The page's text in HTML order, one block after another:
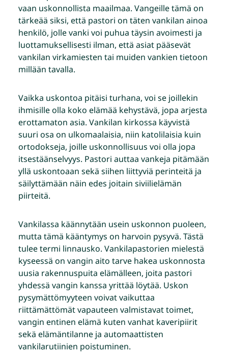
vaan uskonnollista maailmaa. Vangeille tämä on
tärkeää siksi, että pastori on täten vankilan ainoa
henkilö, jolle vanki voi puhua täysin avoimesti ja
luottamuksellisesti ilman, että asiat pääsevät
vankilan virkamiesten tai muiden vankien tietoon
millään tavalla.
Vaikka uskontoa pitäisi turhana, voi se joillekin
ihmisille olla koko elämää kehystävä, jopa arjesta
erottamaton asia. Vankilan kirkossa käyvistä
suuri osa on ulkomaalaisia, niin katolilaisia kuin
ortodokseja, joille uskonnollisuus voi olla jopa
itsestäänselvyys. Pastori auttaa vankeja pitämään
yllä uskontoaan sekä siihen liittyviä perinteitä ja
säilyttämään näin edes joitain siviilielämän
piirteitä.
Vankilassa käännytään usein uskonnon puoleen,
mutta tämä kääntymys on harvoin pysyvä. Tästä
tulee termi linnausko. Vankilapastorien mielestä
kyseessä on vangin aito tarve hakea uskonnosta
uusia rakennuspuita elämälleen, joita pastori
yhdessä vangin kanssa yrittää löytää. Uskon
pysymättömyyteen voivat vaikuttaa
riittämättömät vapauteen valmistavat toimet,
vangin entinen elämä kuten vanhat kaveripiirit
sekä elämäntilanne ja automaattisten
vankilarutiinien poistuminen.